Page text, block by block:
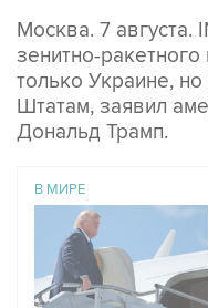
Москва. 7 августа.
зенитно-
только Украине,
Штатам, заявил
Дональд Трамп.
В МИРЕ